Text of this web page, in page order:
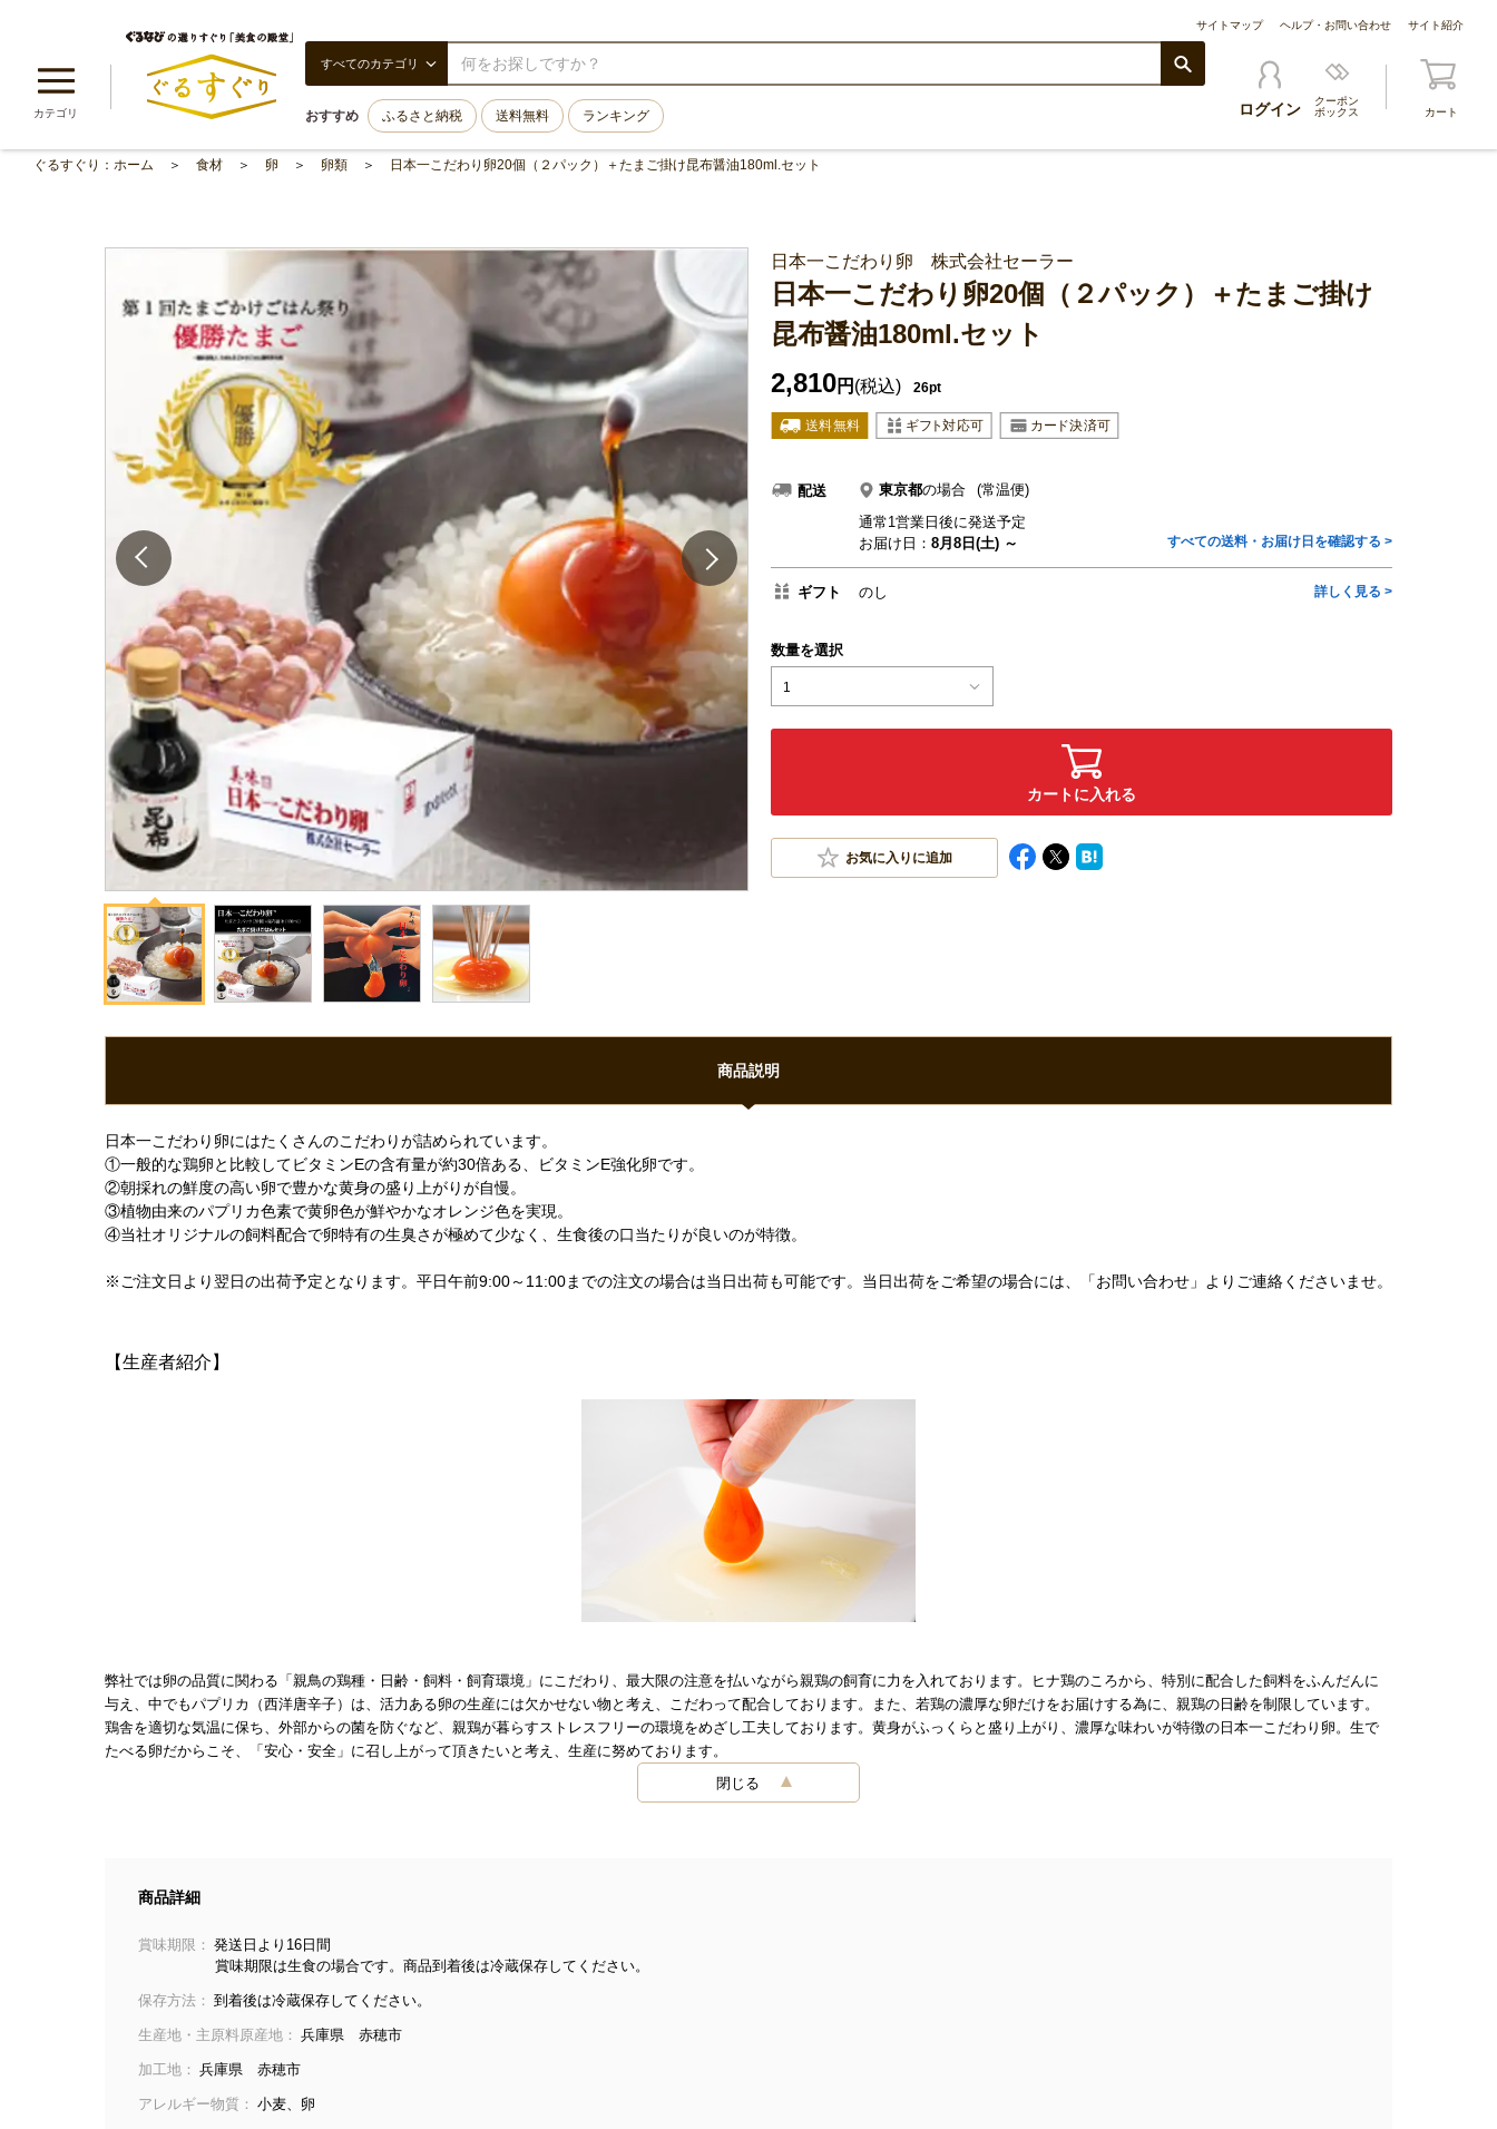
サイトマップ ヘルプ・お問い合わせ サイト紹介
カテゴリ
すべてのカテゴリ
おすすめ ふるさと納税 送料無料 ランキング ログイン
クーポン
ボックス
カート
ぐるすぐり：ホーム 食材 卵 卵類 日本一こだわり卵20個（２パック）＋たまご掛け昆布醤油180ml.セット
日本一こだわり卵 株式会社セーラー
日本一こだわり卵20個（２パック）＋たまご掛け
昆布醤油180ml.セット
2,810円 (税込) 26pt
配送 東京都の場合
(常温便)
通常1営業日後に発送予定
お届け日： 8月8日(土) ～ すべての送料・お届け日を確認する >
ギフト のし 詳しく見る >
数量を選択
1
カートに入れる
お気に入りに追加
商品説明
日本一こだわり卵にはたくさんのこだわりが詰められています。
①一般的な鶏卵と比較してビタミンEの含有量が約30倍ある、ビタミンE強化卵です。
②朝採れの鮮度の高い卵で豊かな黄身の盛り上がりが自慢。
③植物由来のパプリカ色素で黄卵色が鮮やかなオレンジ色を実現。
④当社オリジナルの飼料配合で卵特有の生臭さが極めて少なく、生食後の口当たりが良いのが特徴。
※ご注文日より翌日の出荷予定となります。平日午前9:00～11:00までの注文の場合は当日出荷も可能です。当日出荷をご希望の場合には、「お問い合わせ」よりご連絡くださいませ。
【生産者紹介】
弊社では卵の品質に関わる「親鳥の鶏種・日齢・飼料・飼育環境」にこだわり、最大限の注意を払いながら親鶏の飼育に力を入れております。ヒナ鶏のころから、特別に配合した飼料をふんだんに
与え、中でもパプリカ（西洋唐辛子）は、活力ある卵の生産には欠かせない物と考え、こだわって配合しております。また、若鶏の濃厚な卵だけをお届けする為に、親鶏の日齢を制限しています。
鶏舎を適切な気温に保ち、外部からの菌を防ぐなど、親鶏が暮らすストレスフリーの環境をめざし工夫しております。黄身がふっくらと盛り上がり、濃厚な味わいが特徴の日本一こだわり卵。生で
たべる卵だからこそ、「安心・安全」に召し上がって頂きたいと考え、生産に努めております。
閉じる
商品詳細
賞味期限： 発送日より16日間
賞味期限は生食の場合です。商品到着後は冷蔵保存してください。
保存方法： 到着後は冷蔵保存してください。
生産地・主原料原産地： 兵庫県 赤穂市
加工地： 兵庫県 赤穂市
アレルギー物質： 小麦、卵